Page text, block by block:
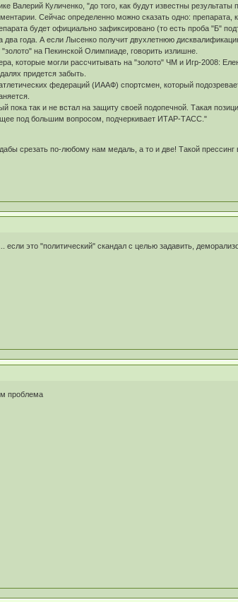
Валерий Куличенко, "до того, как будут известны
Сейчас определенно можно сказать одно:
будет официально зафиксировано (то есть проба "Б"
года. А если Лысенко получит двухлетнюю
на Пекинской Олимпиаде, говорить излишне.
которые могли рассчитывать на "золото" ЧМ и Игр-2008:
придется забыть.
федераций (ИААФ) спортсмен, который
пока так и не встал на защиту своей подопечной. Такая
под большим вопросом, подчеркивает ИТАР-ТАСС."
срезать по-любому нам медаль, а то и две! Такой
это "политический" скандал с целью задавить,
проблема